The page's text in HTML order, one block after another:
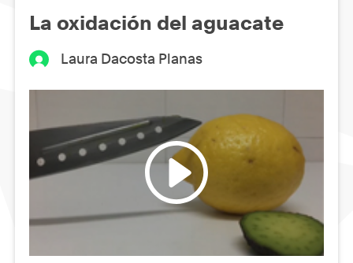
La oxidación del aguacate
Laura Dacosta Planas